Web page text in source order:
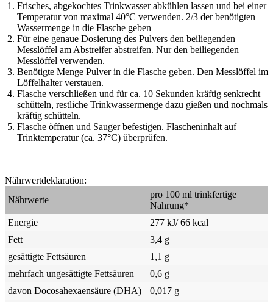
Frisches, abgekochtes Trinkwasser abkühlen lassen und bei einer
Temperatur von maximal 40°C verwenden. 2/3 der benötigten
Wassermenge in die Flasche geben
Für eine genaue Dosierung des Pulvers den beiliegenden
Messlöffel am Abstreifer abstreifen. Nur den beiliegenden
Messlöffel verwenden.
Benötigte Menge Pulver in die Flasche geben. Den Messlöffel im
Löffelhalter verstauen.
Flasche verschließen und für ca. 10 Sekunden kräftig senkrecht
schütteln, restliche Trinkwassermenge dazu gießen und nochmals
kräftig schütteln.
Flasche öffnen und Sauger befestigen. Flascheninhalt auf
Trinktemperatur (ca. 37°C) überprüfen.
Nährwertdeklaration:
Nährwerte
pro 100 ml trinkfertige
Nahrung*
Energie
277 kJ/ 66 kcal
Fett
3,4 g
gesättigte Fettsäuren
1,1 g
mehrfach ungesättigte Fettsäuren
0,6 g
davon Docosahexaensäure (DHA)
0,017 g